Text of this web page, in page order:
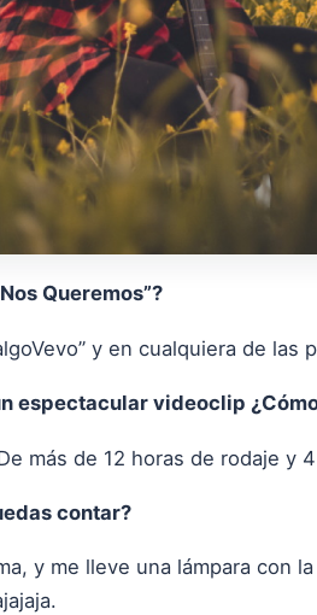
Queremos”?
y en cualquiera de las
espectacular videoclip
más de 12 horas de rodaje y
contar?
y me lleve una lámpara con